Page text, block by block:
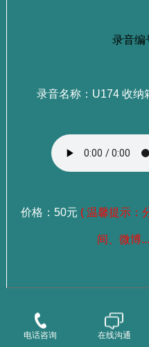
录音编
录音名称：U174 收纳
价格：50元 ( 温馨提示：
间、微博
选择老师试听 点这里查看
电话咨询 在线沟通